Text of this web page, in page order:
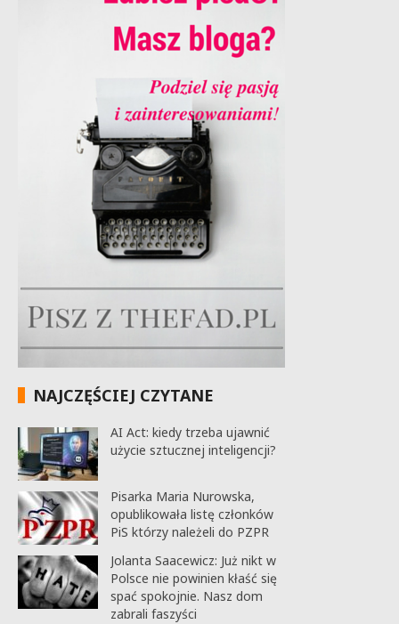
NAJCZĘŚCIEJ CZYTANE
AI Act: kiedy trzeba ujawnić
użycie sztucznej inteligencji?
Pisarka Maria Nurowska,
opublikowała listę członków
PiS którzy należeli do PZPR
Jolanta Saacewicz: Już nikt w
Polsce nie powinien kłaść się
spać spokojnie. Nasz dom
zabrali faszyści